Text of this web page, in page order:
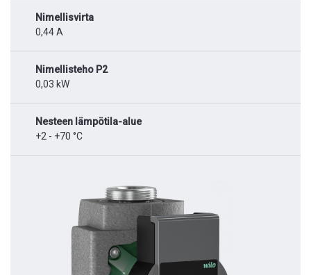
Nimellisvirta
0,44 A
Nimellisteho P2
0,03 kW
Nesteen lämpötila-alue
+2 - +70 °C